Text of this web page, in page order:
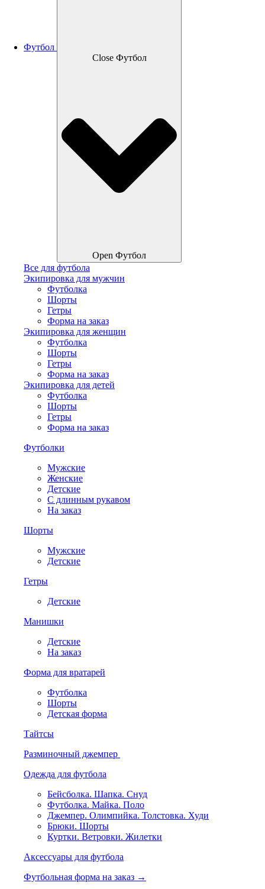
Футбол
Close Футбол
Open Футбол
Все для футбола
Экипировка для мужчин
Футболка
Шорты
Гетры
Форма на заказ
Экипировка для женщин
Футболка
Шорты
Гетры
Форма на заказ
Экипировка для детей
Футболка
Шорты
Гетры
Форма на заказ
Футболки
Мужские
Женские
Детские
С длинным рукавом
На заказ
Шорты
Мужские
Детские
Гетры
Детские
Манишки
Детские
На заказ
Форма для вратарей
Футболка
Шорты
Детская форма
Тайтсы
Разминочный джемпер
Одежда для футбола
Бейсболка. Шапка. Снуд
Футболка. Майка. Поло
Джемпер. Олимпийка. Толстовка. Худи
Брюки. Шорты
Куртки. Ветровки. Жилетки
Аксессуары для футбола
Футбольная форма на заказ →